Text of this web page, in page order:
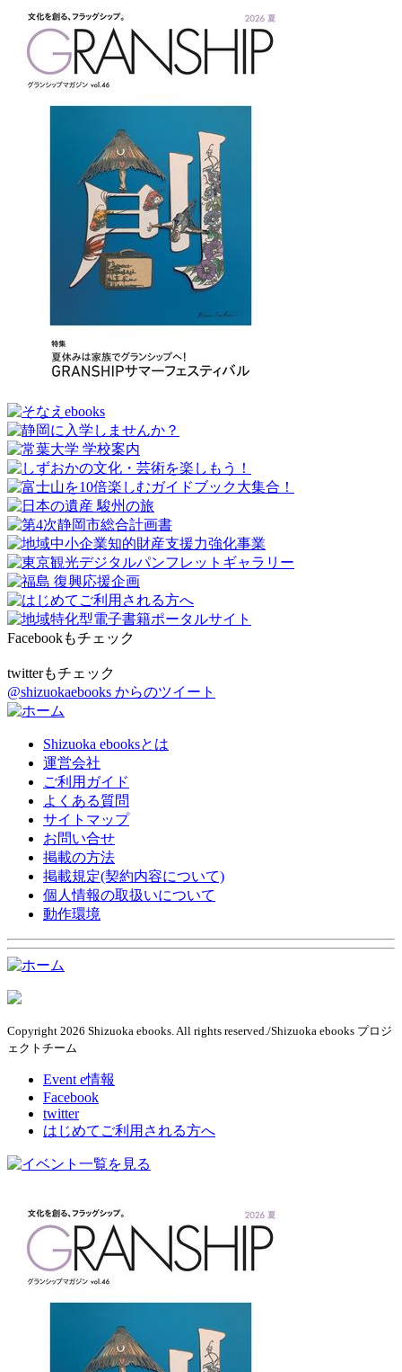
Facebookもチェック
twitterもチェック
@shizuokaebooks からのツイート
Shizuoka ebooksとは
運営会社
ご利用ガイド
よくある質問
サイトマップ
お問い合せ
掲載の方法
掲載規定(契約内容について)
個人情報の取扱いについて
動作環境
Copyright 2026 Shizuoka ebooks. All rights reserved./Shizuoka ebooks プロジ
ェクトチーム
Event e情報
Facebook
twitter
はじめてご利用される方へ